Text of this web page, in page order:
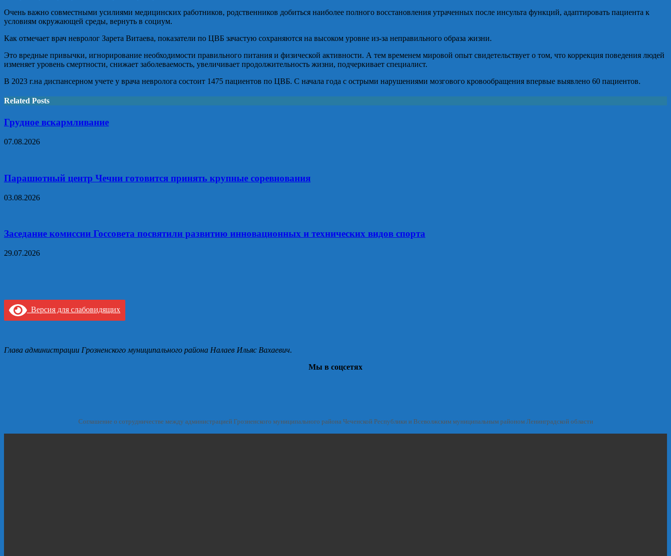
Очень важно совместными усилиями медицинских работников, родственников добиться наиболее полного восстановления утраченных после инсульта функций, адаптировать пациента к
условиям окружающей среды, вернуть в социум.
Как отмечает врач невролог Зарета Витаева, показатели по ЦВБ зачастую сохраняются на высоком уровне из-за неправильного образа жизни.
Это вредные привычки, игнорирование необходимости правильного питания и физической активности. А тем временем мировой опыт свидетельствует о том, что коррекция поведения людей
изменяет уровень смертности, снижает заболеваемость, увеличивает продолжительность жизни, подчеркивает специалист.
В 2023 г.на диспансерном учете у врача невролога состоит 1475 пациентов по ЦВБ. С начала года с острыми нарушениями мозгового кровообращения впервые выявлено 60 пациентов.
Related Posts
Грудное вскармливание
07.08.2026
Парашютный центр Чечни готовится принять крупные соревнования
03.08.2026
Заседание комиссии Госсовета посвятили развитию инновационных и технических видов спорта
29.07.2026
Версия для слабовидящих
Глава администрации Грозненского муниципального района Налаев Ильяс Вахаевич.
Мы в соцсетях
Соглашение о сотрудничестве между администрацией Грозненского муниципального района Чеченской Республики и Всеволжским муниципальным районом Ленинградской области